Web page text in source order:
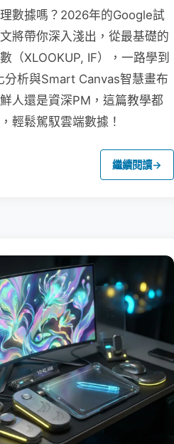
數據嗎？2026年的Google試
將帶你深入淺出，從最基礎的
（XLOOKUP, IF），一路學到
分析與Smart Canvas智慧畫布
人還是資深PM，這篇教學都
輕鬆駕馭雲端數據！
繼續閱讀→